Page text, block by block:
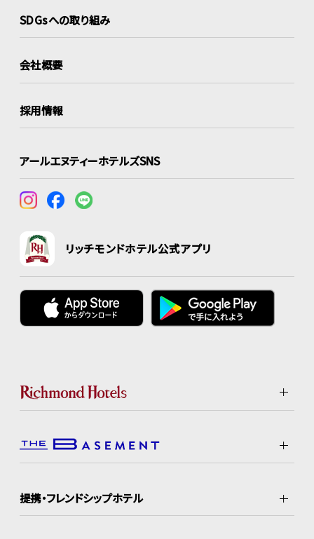
SDGsへの取り組み
会社概要
採用情報
アールエヌティーホテルズSNS
リッチモンドホテル公式アプリ
提携・フレンドシップホテル